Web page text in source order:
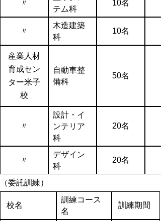
〃
テム科
10名
〃
木造建築
科
10名
産業人材
育成セン
ター米子
校
自動車整
備科
50名
〃
設計・イ
ンテリア
科
20名
〃
デザイン
科
20名
（委託訓練）
校名
訓練コース
名
訓練期間